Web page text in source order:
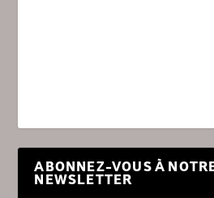
ABONNEZ-VOUS À
NEWSLETTER